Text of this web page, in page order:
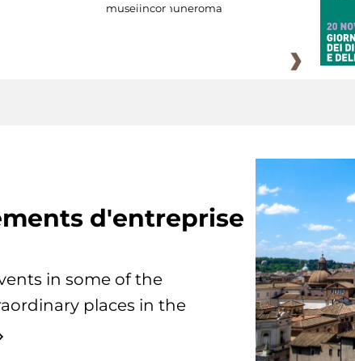
museiincomuneroma
d'entreprise
in some of the
places in the